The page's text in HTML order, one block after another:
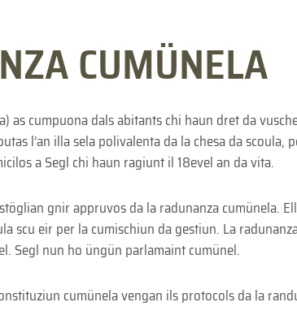
CUMÜNELA
as cumpuona dals abitants chi haun dret da
l’an illa sela polivalenta da la chesa da scoula,
a Segl chi haun ragiunt il 18evel an da vita.
gnir appruvos da la radunanza cumünela.
scu eir per la cumischiun da gestiun. La
Segl nun ho üngün parlamaint cumünel.
cumünela vengan ils protocols da la